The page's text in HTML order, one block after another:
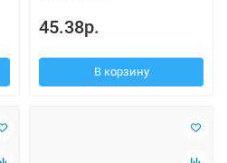
45.38р.
В корзину